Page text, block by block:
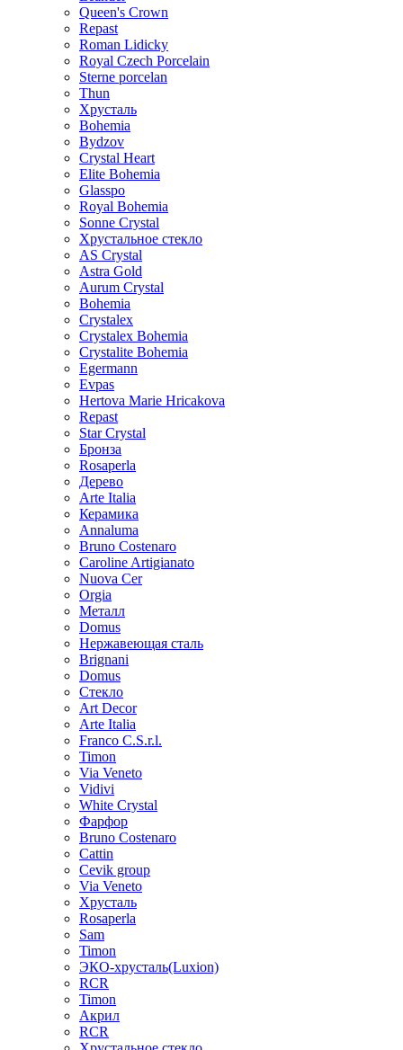
Queen's Crown
Repast
Roman Lidicky
Royal Czech Porcelain
Sterne porcelan
Thun
Хрусталь
Bohemia
Bydzov
Crystal Heart
Elite Bohemia
Glasspo
Royal Bohemia
Sonne Crystal
Хрустальное стекло
AS Crystal
Astra Gold
Aurum Crystal
Bohemia
Crystalex
Crystalex Bohemia
Crystalite Bohemia
Egermann
Evpas
Hertova Marie Hricakova
Repast
Star Crystal
Бронза
Rosaperla
Дерево
Arte Italia
Керамика
Annaluma
Bruno Costenaro
Caroline Artigianato
Nuova Cer
Orgia
Металл
Domus
Нержавеющая сталь
Brignani
Domus
Стекло
Art Decor
Arte Italia
Franco C.S.r.l.
Timon
Via Veneto
Vidivi
White Crystal
Фарфор
Bruno Costenaro
Cattin
Cevik group
Via Veneto
Хрусталь
Rosaperla
Sam
Timon
ЭКО-хрусталь(Luxion)
RCR
Timon
Акрил
RCR